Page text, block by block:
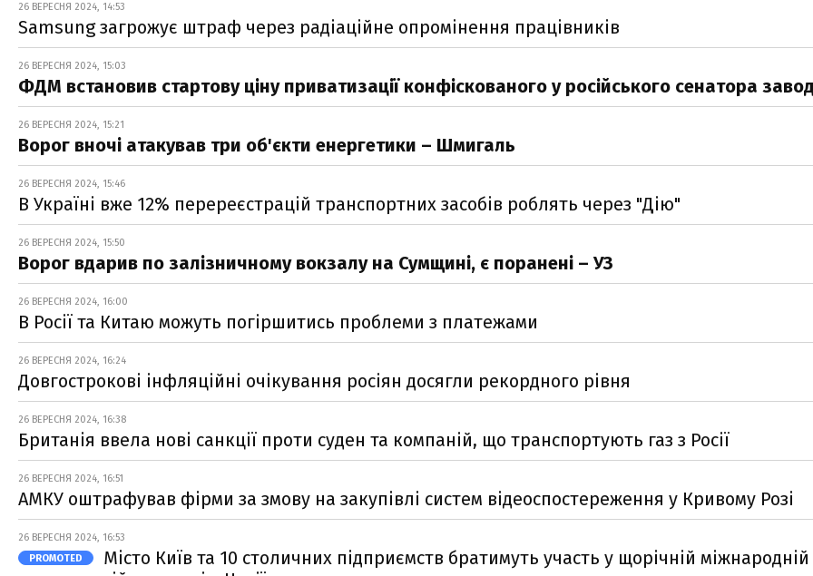
26 ВЕРЕСНЯ 2024, 14:53
Samsung загрожує штраф через радіаційне опромінення працівників
26 ВЕРЕСНЯ 2024, 15:03
ФДМ встановив стартову ціну приватизації конфіскованого у російського сенатора
26 ВЕРЕСНЯ 2024, 15:21
Ворог вночі атакував три об'єкти енергетики – Шмигаль
26 ВЕРЕСНЯ 2024, 15:46
В Україні вже 12% перереєстрацій транспортних засобів роблять через "Дію"
26 ВЕРЕСНЯ 2024, 15:50
Ворог вдарив по залізничному вокзалу на Сумщині, є поранені – УЗ
26 ВЕРЕСНЯ 2024, 16:00
В Росії та Китаю можуть погіршитись проблеми з платежами
26 ВЕРЕСНЯ 2024, 16:24
Довгострокові інфляційні очікування росіян досягли рекордного рівня
26 ВЕРЕСНЯ 2024, 16:38
Британія ввела нові санкції проти суден та компаній, що транспортують газ з Росії
26 ВЕРЕСНЯ 2024, 16:51
АМКУ оштрафував фірми за змову на закупівлі систем відеоспостереження у Кривому Розі
26 ВЕРЕСНЯ 2024, 16:53
PROMOTED
Місто Київ та 10 столичних підприємств братимуть участь у щорічній міжнародній